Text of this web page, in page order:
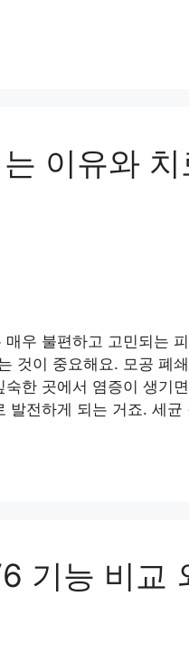
이유와
우 불편하고 고민되는
것이 중요해요. 모공 폐
한 곳에서 염증이 생기
발전하게 되는 거죠. 세
기능 비교